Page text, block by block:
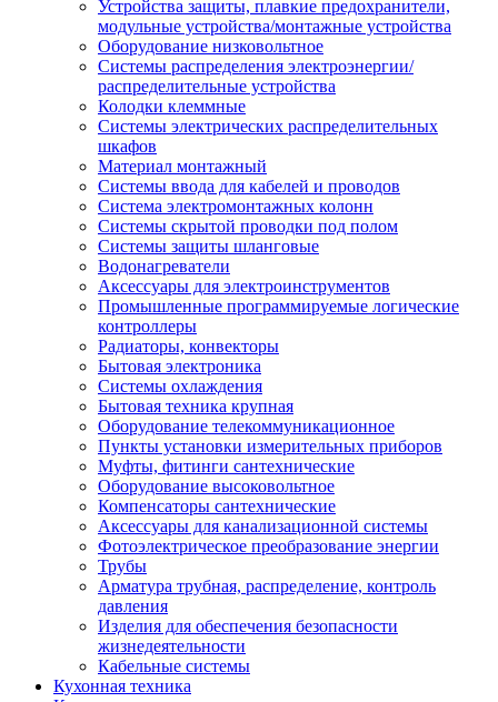
Устройства защиты, плавкие предохранители,
модульные устройства/монтажные устройства
Оборудование низковольтное
Системы распределения электроэнергии/
распределительные устройства
Колодки клеммные
Системы электрических распределительных
шкафов
Материал монтажный
Системы ввода для кабелей и проводов
Система электромонтажных колонн
Системы скрытой проводки под полом
Системы защиты шланговые
Водонагреватели
Аксессуары для электроинструментов
Промышленные программируемые логические
контроллеры
Радиаторы, конвекторы
Бытовая электроника
Системы охлаждения
Бытовая техника крупная
Оборудование телекоммуникационное
Пункты установки измерительных приборов
Муфты, фитинги сантехнические
Оборудование высоковольтное
Компенсаторы сантехнические
Аксессуары для канализационной системы
Фотоэлектрическое преобразование энергии
Трубы
Арматура трубная, распределение, контроль
давления
Изделия для обеспечения безопасности
жизнедеятельности
Кабельные системы
Кухонная техника